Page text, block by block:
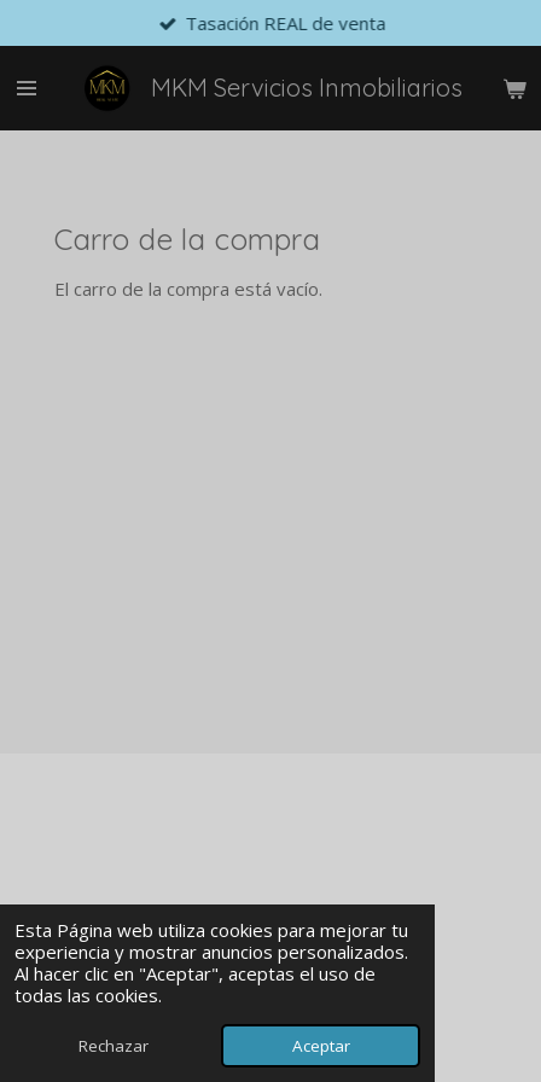
Esta Página web utiliza cookies para mejorar tu
experiencia y mostrar anuncios personalizados.
Al hacer clic en "Aceptar", aceptas el uso de
todas las cookies.
Rechazar Aceptar
al
contenido
MKM Servicios Inmobiliarios
Tasación REAL de venta
Carro de la compra
El carro de la compra está vacío.
© 2024 - 2026 MKMInmobiliaria